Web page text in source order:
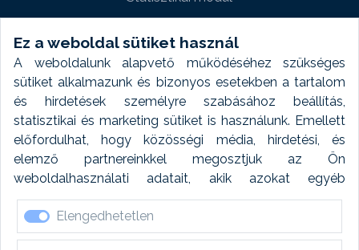
Ez a weboldal sütiket használ
A weboldalunk alapvető működéséhez szükséges
sütiket alkalmazunk és bizonyos esetekben a tartalom
és hirdetések személyre szabásához beállítás,
statisztikai és marketing sütiket is használunk. Emellett
előfordulhat, hogy közösségi média, hirdetési, és
elemző partnereinkkel megosztjuk az Ön
weboldalhasználati adatait, akik azokat egyéb
forrásokból gyűjtött adatokkal kombinálhatják. A sütik
elfogadásával kapcsolatosan naplózást végzünk és
ezen adatokat 6 hónap után automatikusan töröljük. A
Elengedhetetlen
Weboldal modul
Fényképtár extra modul
Autómosó modul
Feladatütemezés